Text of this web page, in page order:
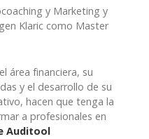
y Marketing y
Klaric como Master
área financiera, su
y el desarrollo de su
hacen que tenga la
a profesionales en
Auditool